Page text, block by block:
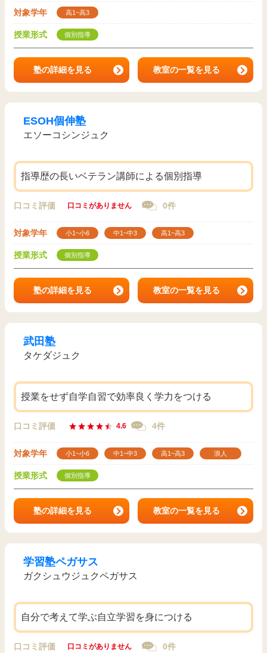
対象学年 高1~高3
授業形式 個別指導
塾の詳細を見る 教室の一覧を見る
ESOH個伸塾
エソーコシンジュク
指導歴の長いベテラン講師による個別指導
口コミ評価 口コミがありません 0件
対象学年 小1~小6 中1~中3 高1~高3
授業形式 個別指導
塾の詳細を見る 教室の一覧を見る
武田塾
タケダジュク
授業をせず自学自習で効率良く学力をつける
口コミ評価 4.6 4件
対象学年 小1~小6 中1~中3 高1~高3 浪人
授業形式 個別指導
塾の詳細を見る 教室の一覧を見る
学習塾ペガサス
ガクシュウジュクペガサス
自分で考えて学ぶ自立学習を身につける
口コミ評価 口コミがありません 0件